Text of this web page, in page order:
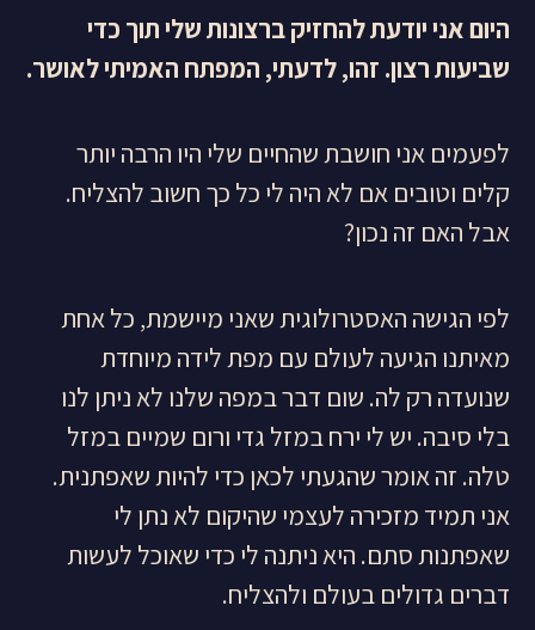
היום אני יודעת להחזיק ברצונות שלי תוך כדי
שביעות רצון. זהו, לדעתי, המפתח האמיתי לאושר.
לפעמים אני חושבת שהחיים שלי היו הרבה יותר
קלים וטובים אם לא היה לי כל כך חשוב להצליח.
אבל האם זה נכון?
לפי הגישה האסטרולוגית שאני מיישמת, כל אחת
מאיתנו הגיעה לעולם עם מפת לידה מיוחדת
שנועדה רק לה. שום דבר במפה שלנו לא ניתן לנו
בלי סיבה. יש לי ירח במזל גדי ורום שמיים במזל
טלה. זה אומר שהגעתי לכאן כדי להיות שאפתנית.
אני תמיד מזכירה לעצמי שהיקום לא נתן לי
שאפתנות סתם. היא ניתנה לי כדי שאוכל לעשות
דברים גדולים בעולם ולהצליח.